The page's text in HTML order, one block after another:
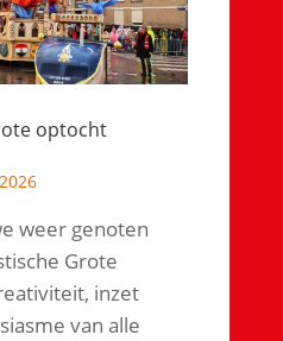
optocht
weer genoten
Grote
inzet
van alle